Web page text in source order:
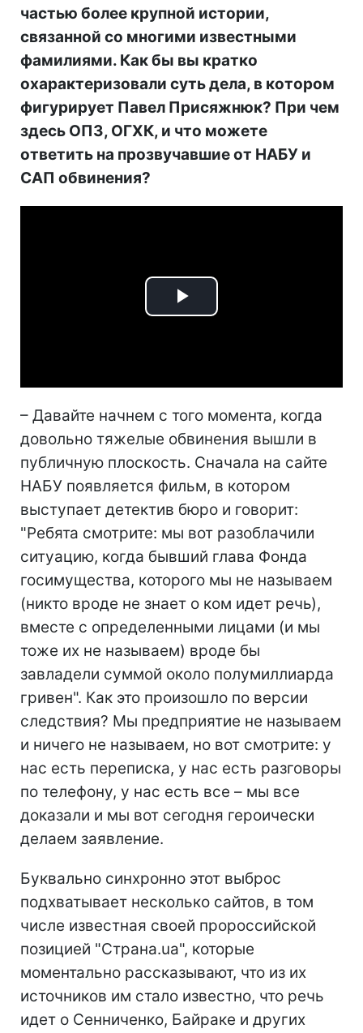
частью более крупной истории,
связанной со многими известными
фамилиями. Как бы вы кратко
охарактеризовали суть дела, в котором
фигурирует Павел Присяжнюк? При чем
здесь ОПЗ, ОГХК, и что можете
ответить на прозвучавшие от НАБУ и
САП обвинения?
Play
– Давайте начнем с того момента, когда
довольно тяжелые обвинения вышли в
публичную плоскость. Сначала на сайте
НАБУ появляется фильм, в котором
выступает детектив бюро и говорит:
"Ребята смотрите: мы вот разоблачили
ситуацию, когда бывший глава Фонда
госимущества, которого мы не называем
(никто вроде не знает о ком идет речь),
вместе с определенными лицами (и мы
тоже их не называем) вроде бы
завладели суммой около полумиллиарда
гривен". Как это произошло по версии
следствия? Мы предприятие не называем
и ничего не называем, но вот смотрите: у
нас есть переписка, у нас есть разговоры
по телефону, у нас есть все – мы все
доказали и мы вот сегодня героически
делаем заявление.
Буквально синхронно этот выброс
подхватывает несколько сайтов, в том
числе известная своей пророссийской
позицией "Страна.ua", которые
моментально рассказывают, что из их
источников им стало известно, что речь
идет о Сенниченко, Байраке и других